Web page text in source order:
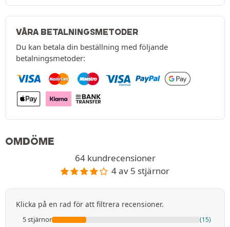
VÅRA BETALNINGSMETODER
Du kan betala din beställning med följande
betalningsmetoder:
OMDÖME
64 kundrecensioner
4 av 5 stjärnor
Klicka på en rad för att filtrera recensioner.
5 stjärnor (15)